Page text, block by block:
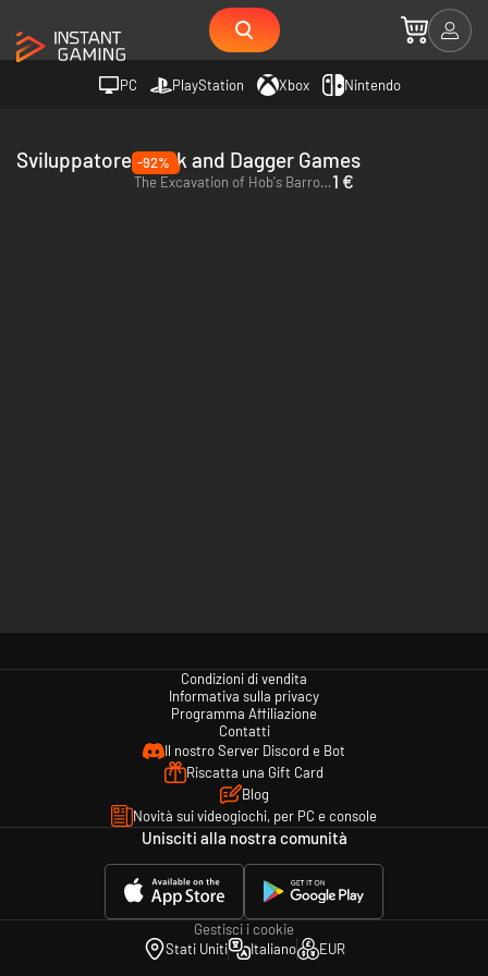
PC PlayStation Xbox Nintendo
Sviluppatore Cloak and Dagger Games
-92%
The Excavation of Hob's Barrow - PC (Steam)1 €
Condizioni di vendita
Informativa sulla privacy
Programma Affiliazione
Contatti
Il nostro Server Discord e Bot
Riscatta una Gift Card
Blog
Novità sui videogiochi, per PC e console
Unisciti alla nostra comunità
Gestisci i cookie
Stati Uniti
Italiano EUR